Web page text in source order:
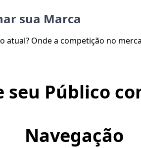
sua Marca
Onde a competição no
Público
Navegação